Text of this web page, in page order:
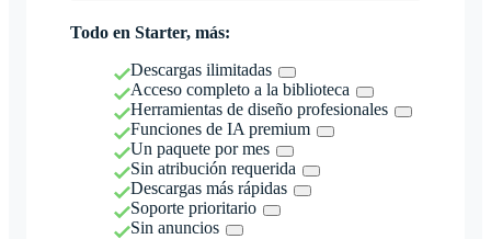
Todo en Starter, más:
Descargas ilimitadas
Acceso completo a la biblioteca
Herramientas de diseño profesionales
Funciones de IA premium
Un paquete por mes
Sin atribución requerida
Descargas más rápidas
Soporte prioritario
Sin anuncios